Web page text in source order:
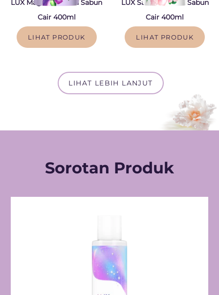
LUX Magical Orchid Sabun
Cair 400ml
LIHAT PRODUK
LUX Sakura Bloom Sabun
Cair 400ml
LIHAT PRODUK
LIHAT LEBIH LANJUT
Sorotan Produk